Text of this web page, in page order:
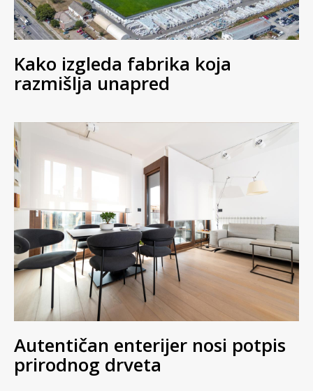
Kako izgleda fabrika koja
razmišlja unapred
Autentičan enterijer nosi potpis
prirodnog drveta